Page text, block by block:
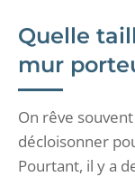
Quelle
mur
On rêve
décloisonner
Pourtant, il y a